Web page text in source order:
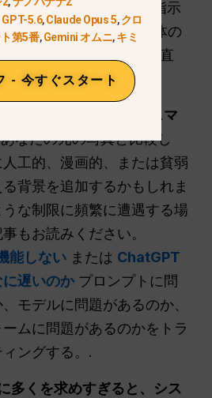
、ChatGPT があなたの指示
しいイメージ元の被写体の
ルを変えて、一から作り直
照明のミスマ
なたの元の写真と比較し
工的、漫画的、または貧弱
背景を追加するかもしれま
な制限に頻繁に遭遇する場
もお読みください。
能しない または ChatGPT
遅いのかプロンプトに問
モデルに問題があるのか、
ムに問題があるのかをトラ
ングする。.
多くを求めすぎると、シス
GPT-5.6,Claude Opus 5,クロ
第5番,Gemini オムニ,キミ
- 今すぐスタート